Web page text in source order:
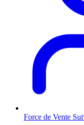
Force de Vente